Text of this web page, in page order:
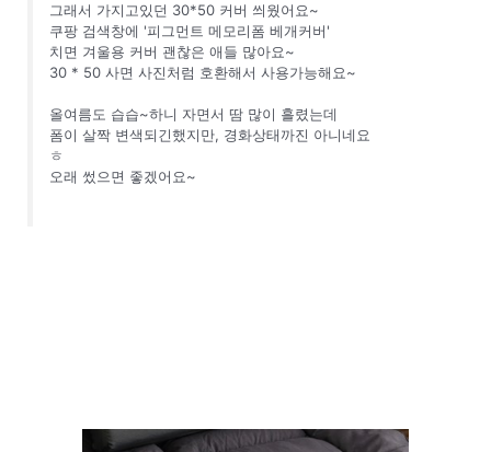
그래서 가지고있던 30*50 커버 씌웠어요~
쿠팡 검색창에 '피그먼트 메모리폼 베개커버'
치면 겨울용 커버 괜찮은 애들 많아요~
30 * 50 사면 사진처럼 호환해서 사용가능해요~
올여름도 습습~하니 자면서 땀 많이 흘렸는데
폼이 살짝 변색되긴했지만, 경화상태까진 아니네요
ㅎ
오래 썼으면 좋겠어요~